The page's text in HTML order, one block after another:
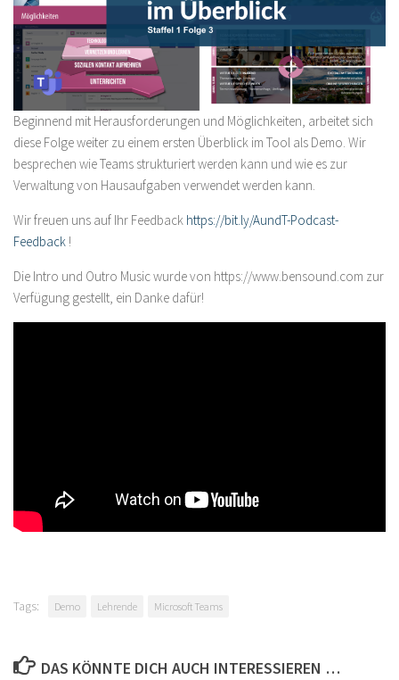
Beginnend mit Herausforderungen und Möglichkeiten, arbeitet sich
diese Folge weiter zu einem ersten Überblick im Tool als Demo. Wir
besprechen wie Teams strukturiert werden kann und wie es zur
Verwaltung von Hausaufgaben verwendet werden kann.
Wir freuen uns auf Ihr Feedback https://bit.ly/AundT-Podcast-
Feedback !
Die Intro und Outro Music wurde von https://www.bensound.com zur
Verfügung gestellt, ein Danke dafür!
Tags: Demo Lehrende Microsoft Teams
DAS KÖNNTE DICH AUCH INTERESSIEREN …